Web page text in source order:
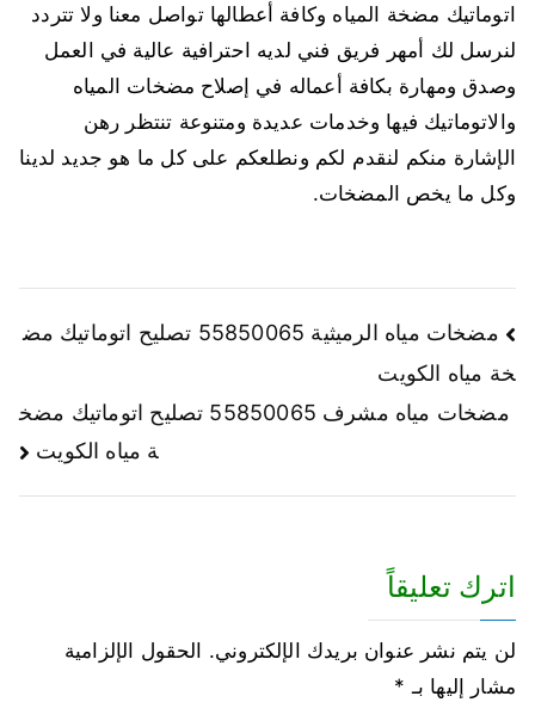
اتوماتيك مضخة المياه وكافة أعطالها تواصل معنا ولا تتردد
لنرسل لك أمهر فريق فني لديه احترافية عالية في العمل
وصدق ومهارة بكافة أعماله في إصلاح مضخات المياه
والاتوماتيك فيها وخدمات عديدة ومتنوعة تنتظر رهن
الإشارة منكم لنقدم لكم ونطلعكم على كل ما هو جديد لدينا
وكل ما يخص المضخات.
مضخات مياه الرميثية 55850065 تصليح اتوماتيك مض
خة مياه الكويت
مضخات مياه مشرف 55850065 تصليح اتوماتيك مضخ
ة مياه الكويت
اترك تعليقاً
لن يتم نشر عنوان بريدك الإلكتروني.
الحقول الإلزامية
مشار إليها بـ *